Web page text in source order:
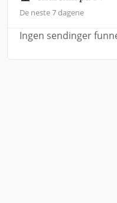
De neste 7 dagene
Ingen sendinger